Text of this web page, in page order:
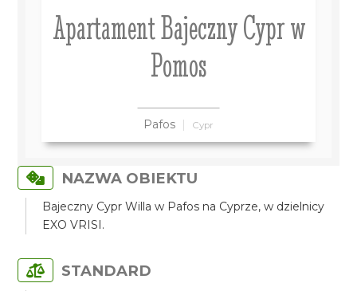
Apartament Bajeczny Cypr w
Pomos
Pafos Cypr
NAZWA OBIEKTU
Bajeczny Cypr Willa w Pafos na Cyprze, w dzielnicy
EXO VRISI.
STANDARD